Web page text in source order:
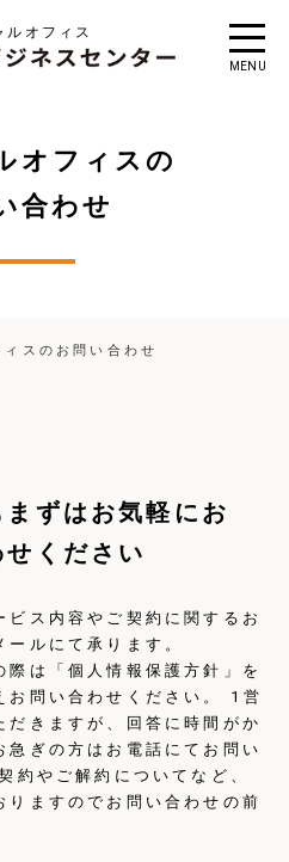
オフィス
MENU
オフィスの
合わせ
スのお問い合わせ
ずはお気軽にお
せください
ス内容やご契約に関するお
ルにて承ります。
際は「個人情報保護方針」を
お問い合わせください。 1営
だきますが、回答に時間がか
急ぎの方はお電話にてお問い
約やご解約についてなど、
りますのでお問い合わせの前